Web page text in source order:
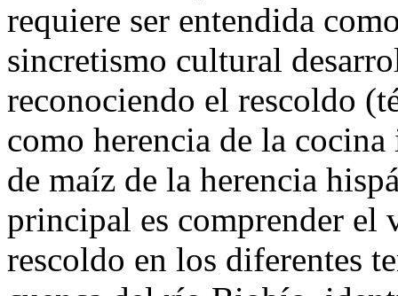
requiere ser entendida
sincretismo cultural
reconociendo el rescoldo
como herencia de la
de maíz de la herencia
principal es comprender
rescoldo en los diferentes